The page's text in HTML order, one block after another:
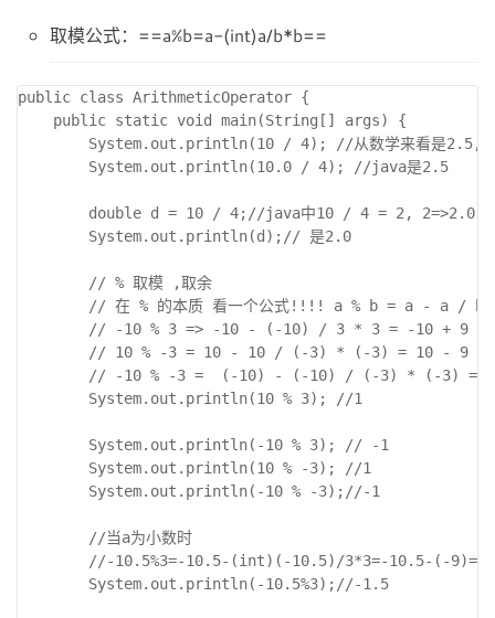
取模公式：==a%b=a-(int)a/b*b==
public class ArithmeticOperator {
        //当a为小数时
//-10.5%3=-10.5-(int)(-10.5)/3*3=-10.5-(-9)=-
        System.out.println(-10.5%3);//-1.5